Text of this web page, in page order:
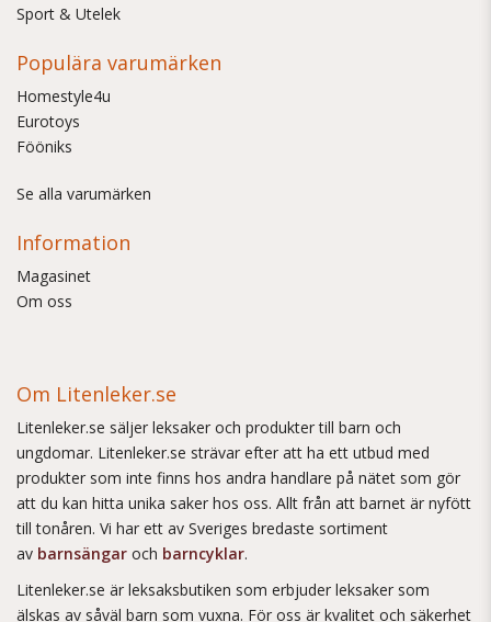
Sport & Utelek
Populära varumärken
Homestyle4u
Eurotoys
Fööniks
Se alla varumärken
Information
Magasinet
Om oss
Om Litenleker.se
Litenleker.se säljer leksaker och produkter till barn och
ungdomar. Litenleker.se strävar efter att ha ett utbud med
produkter som inte finns hos andra handlare på nätet som gör
att du kan hitta unika saker hos oss. Allt från att barnet är nyfött
till tonåren. Vi har ett av Sveriges bredaste sortiment
av barnsängar och barncyklar.
Litenleker.se är leksaksbutiken som erbjuder leksaker som
älskas av såväl barn som vuxna. För oss är kvalitet och säkerhet